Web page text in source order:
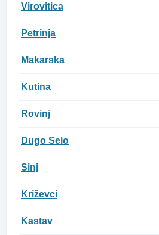
Virovitica
Petrinja
Makarska
Kutina
Rovinj
Dugo Selo
Sinj
Križevci
Kastav